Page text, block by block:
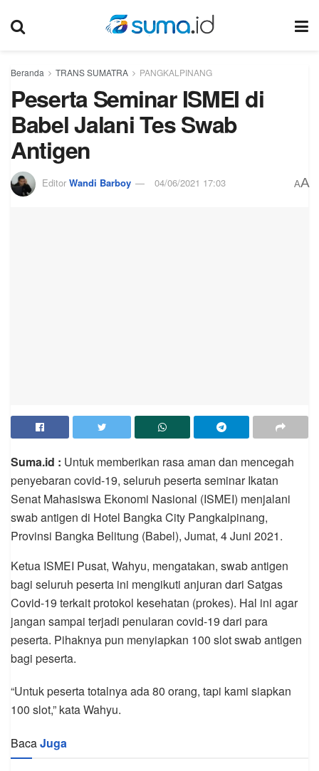
Beranda TRANS SUMATRA PANGKALPINANG
Peserta Seminar ISMEI di
Babel Jalani Tes Swab
Antigen
Editor Wandi Barboy 04/06/2021 17:03 AA
Suma.id : Untuk memberikan rasa aman dan mencegah
penyebaran covid-19, seluruh peserta seminar Ikatan
Senat Mahasiswa Ekonomi Nasional (ISMEI) menjalani
swab antigen di Hotel Bangka City Pangkalpinang,
Provinsi Bangka Belitung (Babel), Jumat, 4 Juni 2021.
Ketua ISMEI Pusat, Wahyu, mengatakan, swab antigen
bagi seluruh peserta ini mengikuti anjuran dari Satgas
Covid-19 terkait protokol kesehatan (prokes). Hal ini agar
jangan sampai terjadi penularan covid-19 dari para
peserta. Pihaknya pun menyiapkan 100 slot swab antigen
bagi peserta.
“Untuk peserta totalnya ada 80 orang, tapi kami siapkan
100 slot,” kata Wahyu.
BacaJuga